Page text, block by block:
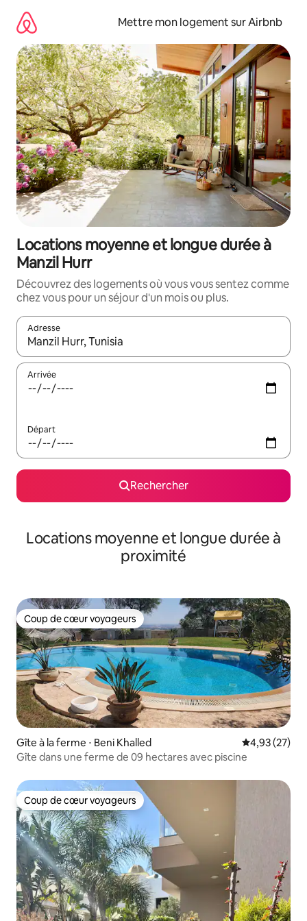
directement
contenu
Mettre mon logement sur Airbnb
Locations moyenne et longue durée à
Manzil Hurr
Découvrez des logements où vous vous sentez comme
chez vous pour un séjour d'un mois ou plus.
Adresse
Lorsque les résultats s'affichent, utilisez les flèches vers le
Arrivée
Départ
Rechercher
Locations moyenne et longue durée à
proximité
Coup de cœur voyageurs
Coup de cœur voyageurs
Gîte à la ferme ⋅ Beni Khalled Évaluation
4,93 (27)
Gîte dans une ferme de 09 hectares avec piscine
Coup de cœur voyageurs
Coup de cœur voyageurs